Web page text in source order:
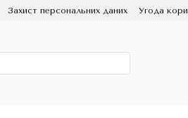
Захист персональних даних
Угода